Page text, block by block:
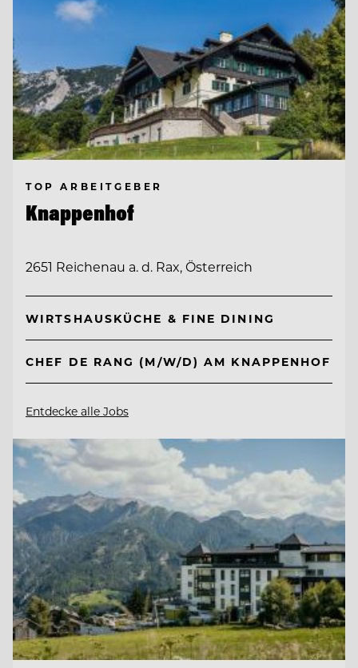
TOP ARBEITGEBER
Knappenhof
2651 Reichenau a. d. Rax, Österreich
WIRTSHAUSKÜCHE & FINE DINING
CHEF DE RANG (M/W/D) AM KNAPPENHOF
Entdecke alle Jobs